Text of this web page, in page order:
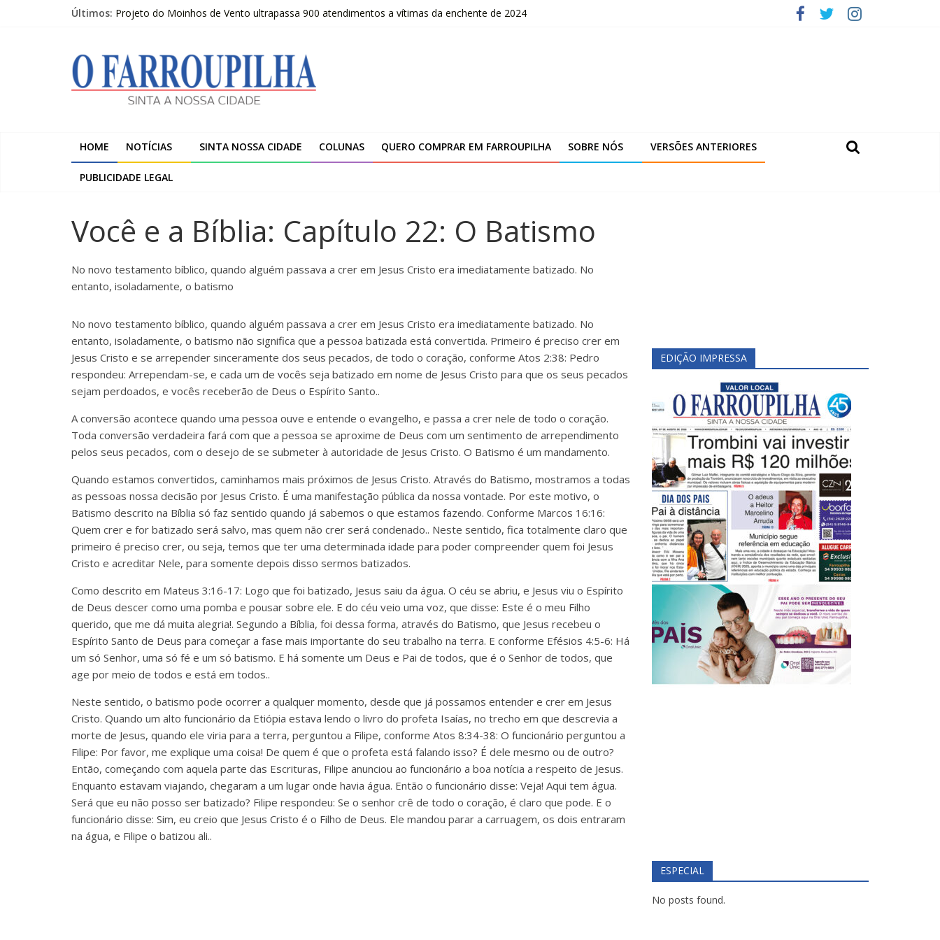
Últimos: Projeto do Moinhos de Vento ultrapassa 900 atendimentos a vítimas da enchente de 2024
Sicredi Serrana promove formação para profissionais de Apaes
Farroupilha recebe o 5º Festival de Inverno da Escola Pública de Música
O
Farroupilha
Nossa
Cidade
HOME NOTÍCIAS SINTA NOSSA CIDADE COLUNAS QUERO COMPRAR EM FARROUPILHA SOBRE NÓS VERSÕES ANTERIORES
PUBLICIDADE LEGAL
Você e a Bíblia: Capítulo 22: O Batismo
No novo testamento bíblico, quando alguém passava a crer em Jesus Cristo era imediatamente batizado. No
entanto, isoladamente, o batismo
No novo testamento bíblico, quando alguém passava a crer em Jesus Cristo era imediatamente batizado. No
entanto, isoladamente, o batismo não significa que a pessoa batizada está convertida. Primeiro é preciso crer em
Jesus Cristo e se arrepender sinceramente dos seus pecados, de todo o coração, conforme Atos 2:38: Pedro
respondeu: Arrependam-se, e cada um de vocês seja batizado em nome de Jesus Cristo para que os seus pecados
sejam perdoados, e vocês receberão de Deus o Espírito Santo..
A conversão acontece quando uma pessoa ouve e entende o evangelho, e passa a crer nele de todo o coração.
Toda conversão verdadeira fará com que a pessoa se aproxime de Deus com um sentimento de arrependimento
pelos seus pecados, com o desejo de se submeter à autoridade de Jesus Cristo. O Batismo é um mandamento.
Quando estamos convertidos, caminhamos mais próximos de Jesus Cristo. Através do Batismo, mostramos a todas
as pessoas nossa decisão por Jesus Cristo. É uma manifestação pública da nossa vontade. Por este motivo, o
Batismo descrito na Bíblia só faz sentido quando já sabemos o que estamos fazendo. Conforme Marcos 16:16:
Quem crer e for batizado será salvo, mas quem não crer será condenado.. Neste sentido, fica totalmente claro que
primeiro é preciso crer, ou seja, temos que ter uma determinada idade para poder compreender quem foi Jesus
Cristo e acreditar Nele, para somente depois disso sermos batizados.
Como descrito em Mateus 3:16-17: Logo que foi batizado, Jesus saiu da água. O céu se abriu, e Jesus viu o Espírito
de Deus descer como uma pomba e pousar sobre ele. E do céu veio uma voz, que disse: Este é o meu Filho
querido, que me dá muita alegria!. Segundo a Bíblia, foi dessa forma, através do Batismo, que Jesus recebeu o
Espírito Santo de Deus para começar a fase mais importante do seu trabalho na terra. E conforme Efésios 4:5-6: Há
um só Senhor, uma só fé e um só batismo. E há somente um Deus e Pai de todos, que é o Senhor de todos, que
age por meio de todos e está em todos..
Neste sentido, o batismo pode ocorrer a qualquer momento, desde que já possamos entender e crer em Jesus
Cristo. Quando um alto funcionário da Etiópia estava lendo o livro do profeta Isaías, no trecho em que descrevia a
morte de Jesus, quando ele viria para a terra, perguntou a Filipe, conforme Atos 8:34-38: O funcionário perguntou a
Filipe: Por favor, me explique uma coisa! De quem é que o profeta está falando isso? É dele mesmo ou de outro?
Então, começando com aquela parte das Escrituras, Filipe anunciou ao funcionário a boa notícia a respeito de Jesus.
Enquanto estavam viajando, chegaram a um lugar onde havia água. Então o funcionário disse: Veja! Aqui tem água.
Será que eu não posso ser batizado? Filipe respondeu: Se o senhor crê de todo o coração, é claro que pode. E o
funcionário disse: Sim, eu creio que Jesus Cristo é o Filho de Deus. Ele mandou parar a carruagem, os dois entraram
na água, e Filipe o batizou ali..
EDIÇÃO IMPRESSA
ESPECIAL
No posts found.